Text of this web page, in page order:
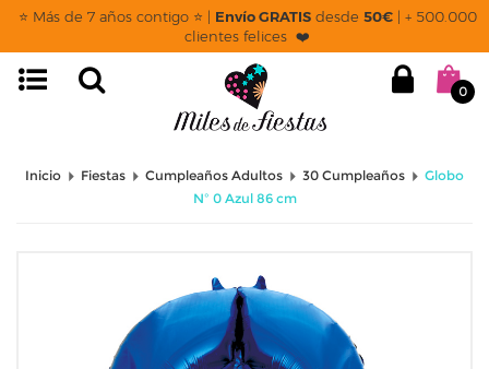
⭐ Más de 7 años contigo ⭐ | Envío GRATISdesde 50€| + 500.000
clientes felices ❤️
0
Inicio Fiestas Cumpleaños Adultos 30 Cumpleaños
Globo
Nº 0 Azul 86 cm